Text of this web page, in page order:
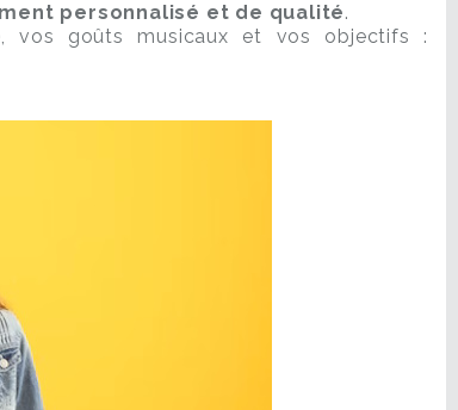
personnalisé et de qualité.
vos goûts musicaux et vos objectifs :